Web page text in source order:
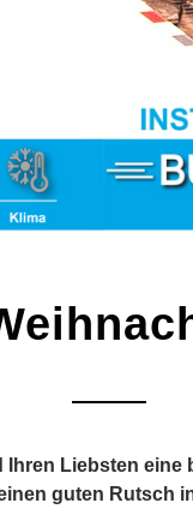
Liebsten eine
guten Rutsch